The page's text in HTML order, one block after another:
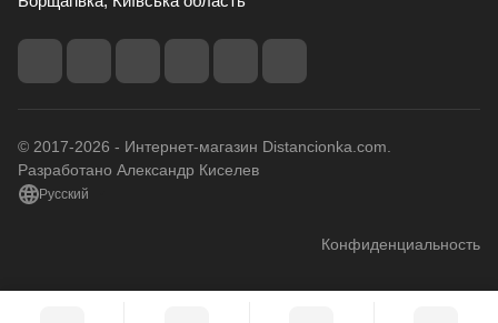
© 2017-2026 - Интернет-магазин Distancionka.com.
Разработано Александр Киселев
Русский
Конфиденциальность